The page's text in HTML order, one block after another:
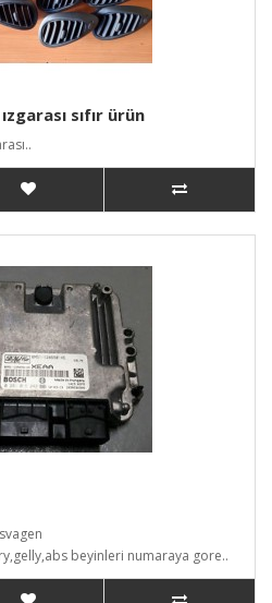
sıfır ürün
beyinleri numaraya gore..